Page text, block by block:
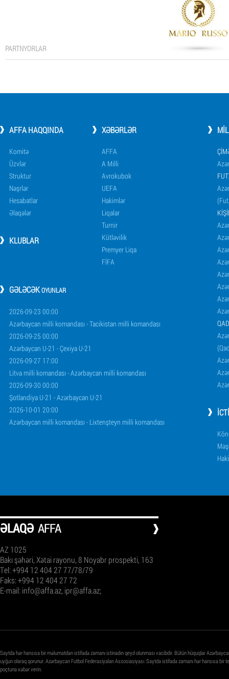
PARTNYORLAR
AFFA HAQQINDA
Komitə
Üzvlər
Struktur
Nəşrlər
Hesabatlar
Əlaqələr
KLUBLAR
XƏBƏRLƏR
AFFA
A Milli
Avrokubok
UEFA
Hakimlər
Liqalar
Turnir
Kütləvilik
Premyer Liqa
FİFA
GƏLƏCƏKOYUNLAR
2026-09-23 00:00
Azərbaycan milli komandası - Tacikistan milli komandası
2026-09-25 00:00
Azərbaycan U-21 - Çexiya U-21
2026-09-27 17:00
Litva milli komandası - Azərbaycan milli komandası
2026-09-30 00:00
Şotlandiya U-21 - Azərbaycan U-21
2026-10-01 20:00
Azərbaycan milli komandası - Lixtenşteyn milli komandası
ƏLAQƏ AFFA
AZ 1025
Bakı şəhəri, Xətai rayonu, 8 Noyabr prospekti, 163
Tel: +994 12 404 27 77/78/79
Faks: +994 12 404 27 72
E-mail: info@affa.az, ipr@affa.az;
Saytda hər hansısa bir məlumatdan istifadə zamanı istinadın qeyd olunması vacibdir. Bütün hüquqlar
uyğun olaraq qorunur. Azərbaycan Futbol Federasiyaları Assosiasiyası. Saytda istifadə zamanı hər hansısa
poçtuna xəbər verin.